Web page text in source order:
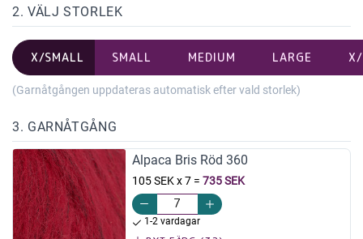
2. VÄLJ STORLEK
X/SMALL SMALL MEDIUM LARGE
(Garnåtgången uppdateras automatisk efter vald storlek)
3. GARNÅTGÅNG
Alpaca Bris Röd 360
105 SEK x 7= 735 SEK
1-2 vardagar